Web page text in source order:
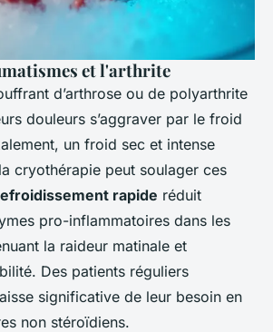
et l'arthrite
d’arthrose ou de polyarthrite
douleurs s’aggraver par le froid
un froid sec et intense
cryothérapie peut soulager ces
rapide réduit
pro-inflammatoires dans les
la raideur matinale et
Des patients réguliers
significative de leur besoin en
non stéroïdiens.